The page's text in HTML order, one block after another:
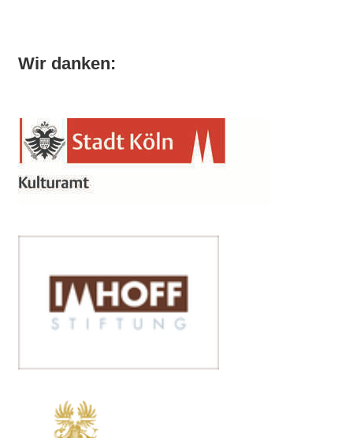
Wir danken: